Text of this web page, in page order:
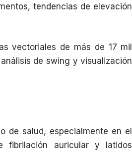
tendencias de elevación
vectoriales de más de 17 mil
de swing y visualización
de salud, especialmente en el
fibrilación auricular y latidos